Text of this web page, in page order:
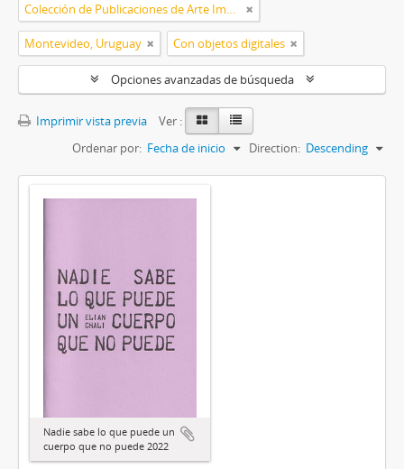
Colección de Publicaciones de Arte Impreso
Montevideo, Uruguay Con objetos digitales
Opciones avanzadas de búsqueda
Imprimir vista previa
Ver :
Ordenar por: Fecha de inicio Direction: Descending
Nadie sabe lo que puede un
cuerpo que no puede 2022